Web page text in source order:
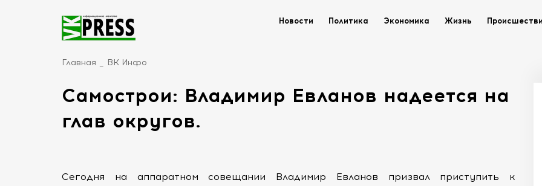
Новости Политика Экономика Жизнь
Главная ВК Инфо
Самострои: Владимир Евланов надеется на
глав округов.
Сегодня на аппаратном совещании Владимир Евланов призвал приступить к